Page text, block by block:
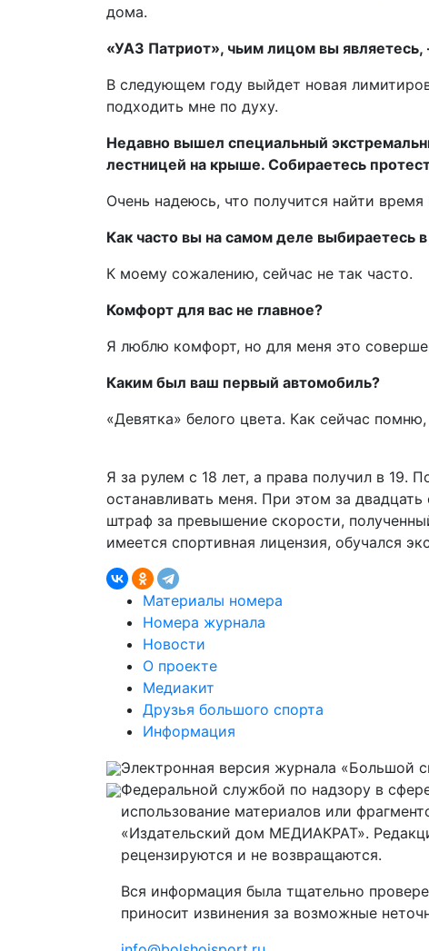
дома.
«УАЗ Патриот», чьим лицом вы
В следующем году выйдет новая
подходить мне по духу.
Недавно вышел специальный
лестницей на крыше. Собираетесь
Очень надеюсь, что получится найти
Как часто вы на самом деле выбираетесь
К моему сожалению, сейчас не так часто.
Комфорт для вас не главное?
Я люблю комфорт, но для меня это
Каким был ваш первый автомобиль?
«Девятка» белого цвета. Как сейчас
Я за рулем с 18 лет, а права получил в 19.
останавливать меня. При этом за
штраф за превышение скорости,
имеется спортивная лицензия, обучался
Материалы номера
Номера журнала
Новости
О проекте
Медиакит
Друзья большого спорта
Информация
Электронная версия журнала «Большой
Федеральной службой по надзору в
использование материалов или
«Издательский дом МЕДИАКРАТ».
рецензируются и не возвращаются.
Вся информация была тщательно
приносит извинения за возможные